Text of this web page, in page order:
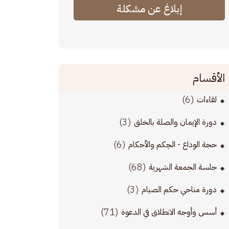
إبلاغ عن مشكلة
الأقسام
لقاءات (6)
دورة الإيمان والصلة بالخلق (3)
حجة الوداع - الحِكم والأحكام (6)
جلسة الجمعة الشهرية (68)
دورة مناحي حكم الصيام (3)
أسس وأوجه الانطلاق في الدعوة (71)